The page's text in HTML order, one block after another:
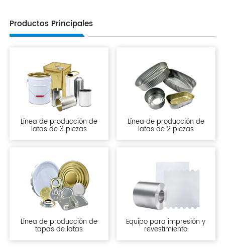
Productos Principales
Línea de producción de
latas de 3 piezas
Línea de producción de
latas de 2 piezas
Línea de producción de
tapas de latas
Equipo para impresión y
revestimiento